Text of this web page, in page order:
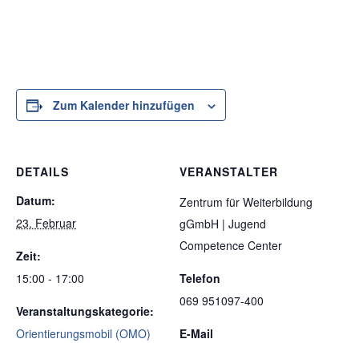
Zum Kalender hinzufügen
DETAILS
Datum:
23. Februar
Zeit:
15:00 - 17:00
Veranstaltungskategorie:
Orientierungsmobil (OMO)
VERANSTALTER
Zentrum für Weiterbildung
gGmbH | Jugend
Competence Center
Telefon
069 951097-400
E-Mail